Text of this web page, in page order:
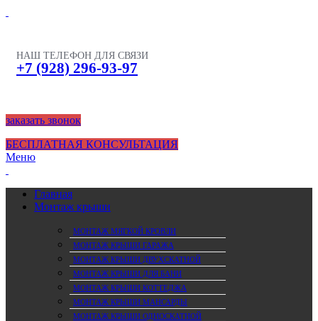
НАШ ТЕЛЕФОН ДЛЯ СВЯЗИ
+7 (928) 296-93-97
заказать звонок
БЕСПЛАТНАЯ КОНСУЛЬТАЦИЯ
Меню
Главная
Монтаж крыши
МОНТАЖ МЯГКОЙ КРОВЛИ
МОНТАЖ КРЫШИ ГАРАЖА
МОНТАЖ КРЫШИ ДВУХСКАТНОЙ
МОНТАЖ КРЫШИ ДЛЯ БАНИ
МОНТАЖ КРЫШИ КОТТЕДЖА
МОНТАЖ КРЫШИ МАНСАРДЫ
МОНТАЖ КРЫШИ ОДНОСКАТНОЙ